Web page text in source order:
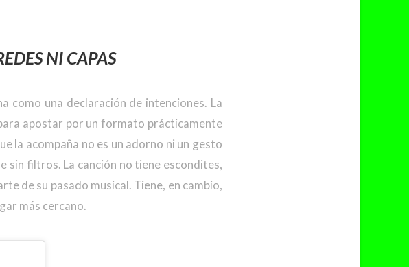
NI CAPAS
como una declaración de intenciones. La
apostar por un formato prácticamente
la acompaña no es un adorno ni un gesto
sin filtros. La canción no tiene escondites,
de su pasado musical. Tiene, en cambio,
más cercano.